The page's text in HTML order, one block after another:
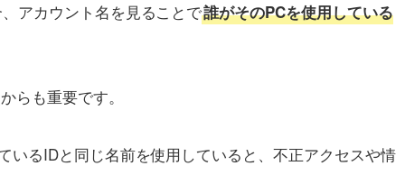
アカウント名を見ることで誰がそのPCを使用している
らも重要です。
いるIDと同じ名前を使用していると、不正アクセスや情